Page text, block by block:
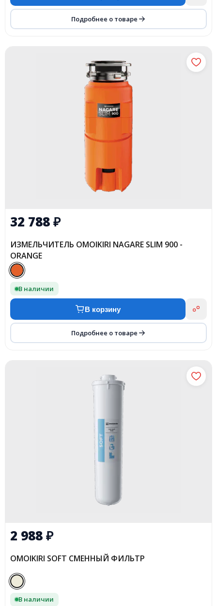
Подробнее о товаре
32 788₽
ИЗМЕЛЬЧИТЕЛЬ OMOIKIRI NAGARE SLIM 900 -
ORANGE
В наличии
В корзину
Подробнее о товаре
2 988₽
OMOIKIRI SOFT СМЕННЫЙ ФИЛЬТР
В наличии